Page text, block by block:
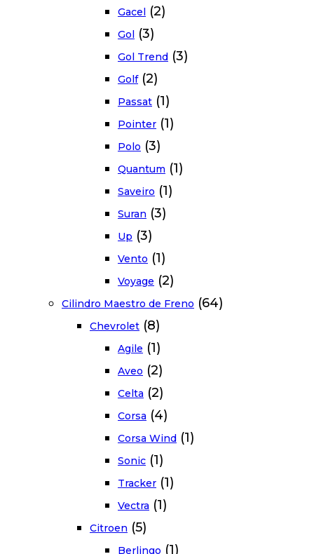
Gacel (2)
Gol (3)
Gol Trend (3)
Golf (2)
Passat (1)
Pointer (1)
Polo (3)
Quantum (1)
Saveiro (1)
Suran (3)
Up (3)
Vento (1)
Voyage (2)
Cilindro Maestro de Freno (64)
Chevrolet (8)
Agile (1)
Aveo (2)
Celta (2)
Corsa (4)
Corsa Wind (1)
Sonic (1)
Tracker (1)
Vectra (1)
Citroen (5)
Berlingo (1)